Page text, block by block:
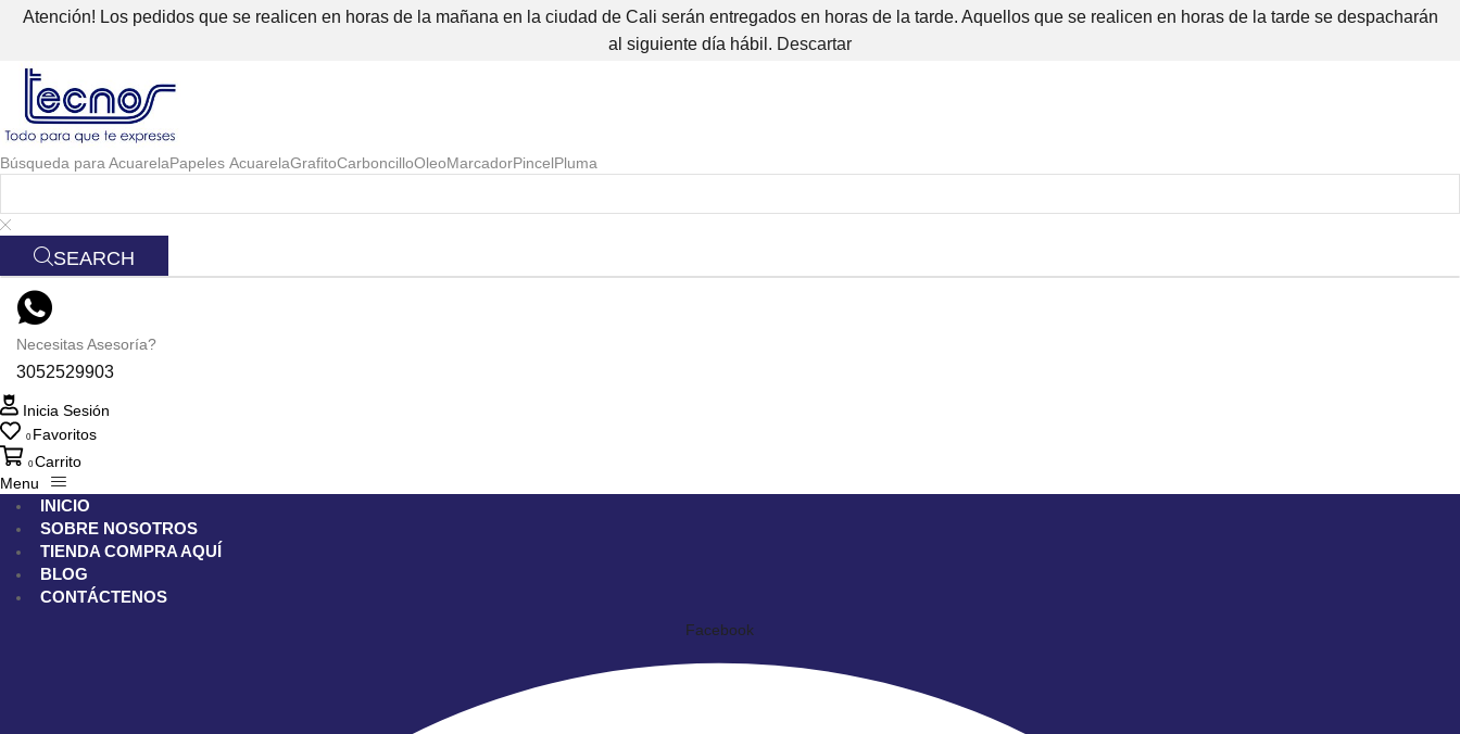
Atención! Los pedidos que se realicen en horas de la mañana en la ciudad de Cali serán entregados en horas de la tarde. Aquellos que se realicen en horas de la tarde se despacharán
al siguiente día hábil. Descartar
Búsqueda para AcuarelaPapeles AcuarelaGrafitoCarboncilloOleoMarcadorPincelPluma
SEARCH
Necesitas Asesoría?
3052529903
Inicia Sesión
0 Favoritos
0Carrito
Menu
INICIO
SOBRE NOSOTROS
TIENDA COMPRA AQUÍ
BLOG
CONTÁCTENOS
Facebook